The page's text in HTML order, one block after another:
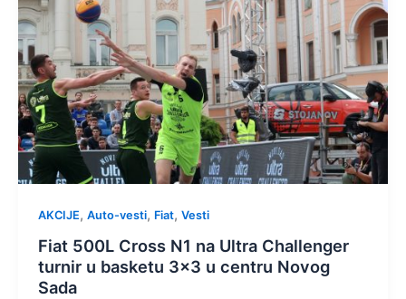
AKCIJE, Auto-vesti, Fiat, Vesti
Fiat 500L Cross N1 na Ultra Challenger
turnir u basketu 3×3 u centru Novog
Sada